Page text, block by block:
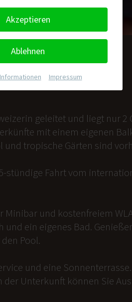
geleitet und liegt nur 2
mit einem eigenen
und tropische Gärten sind
stündige Fahrt vom
und kostenfreiem
ein eigenes Bad.
Pool.
und eine
Unterkunft können Sie
Akzeptieren
Ablehnen
Impressum